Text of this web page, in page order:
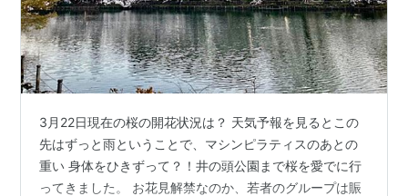
3月22日現在の桜の開花状況は？ 天気予報を見るとこの
先はずっと雨ということで、マシンピラティスのあとの
重い 身体をひきずって？！井の頭公園まで桜を愛でに行
ってきました。 お花見解禁なのか、若者のグループは賑